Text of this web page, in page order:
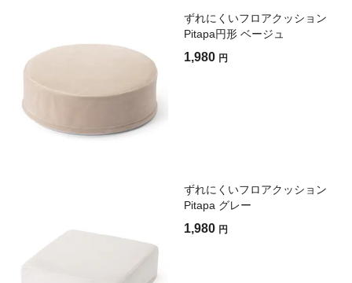
ずれにくいフロアクッション
Pitapa円形 ベージュ
1,980 円
ずれにくいフロアクッション
Pitapa グレー
1,980 円